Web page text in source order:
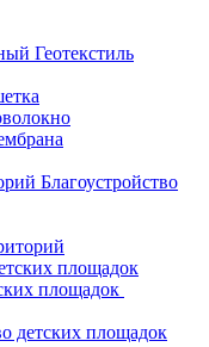
Геотекстиль
Благоустройство
площадок
детских площадок